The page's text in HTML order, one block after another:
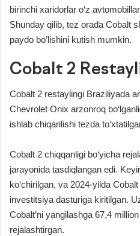
birinchi xaridorlar o‘z
Shunday qilib, tez orada Cobalt
paydo bo’lishini kutish mumkin.
Cobalt 2
Cobalt 2 restaylingi Braziliyada
Chevrolet Onix arzonroq
ishlab chiqarilishi tezda
Cobalt 2 chiqqanligi bo‘yicha
jarayonida tasdiqlangan edi.
ko‘chirilgan, va 2024-yilda
investitsiya dasturiga kiritilgan.
Cobalt’ni yangilashga 67,4
rejalashtirgan.